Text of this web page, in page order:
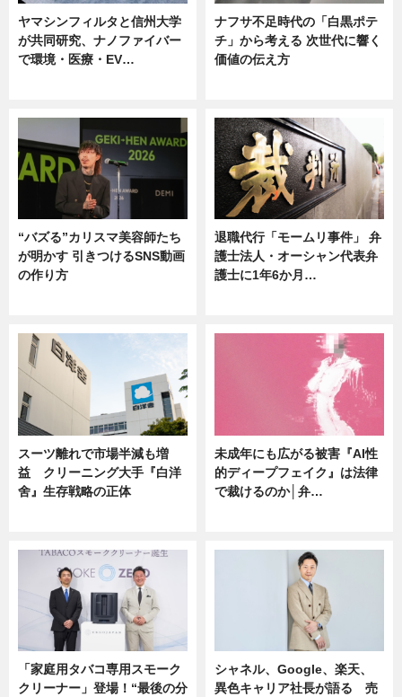
ヤマシンフィルタと信州大学
が共同研究、ナノファイバー
で環境・医療・EV…
ナフサ不足時代の「白黒ポテ
チ」から考える 次世代に響く
価値の伝え方
“バズる”カリスマ美容師たち
が明かす 引きつけるSNS動画
の作り方
退職代行「モームリ事件」 弁
護士法人・オーシャン代表弁
護士に1年6か月…
スーツ離れで市場半減も増
益 クリーニング大手『白洋
舍』生存戦略の正体
未成年にも広がる被害『AI性
的ディープフェイク』は法律
で裁けるのか│弁…
「家庭用タバコ専用スモーク
クリーナー」登場！“最後の分
シャネル、Google、楽天、
異色キャリア社長が語る 売